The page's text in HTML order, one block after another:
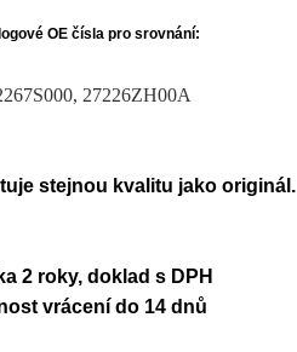
OE čísla pro srovnání:
27226ZH00A
stejnou kvalitu jako originál.
2 roky, doklad s DPH
vrácení do 14 dnů